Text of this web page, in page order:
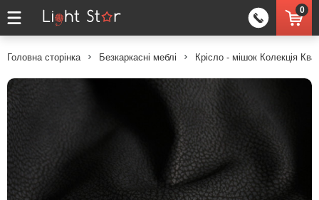
0
Головна сторінка Безкаркасні меблі Крісло - мішок Колекція